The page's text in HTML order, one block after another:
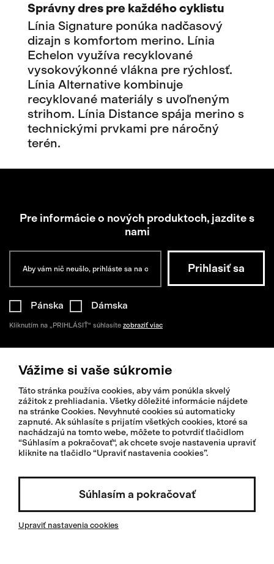
Správny dres pre každého cyklistu
Línia Signature ponúka nadčasový
dizajn s komfortom merino. Línia
Echelon využíva recyklované
vysokovýkonné vlákna pre rýchlosť.
Línia Alternative kombinuje
recyklované materiály s uvoľneným
strihom. Línia Distance spája merino s
technickými prvkami pre náročný
terén.
Pre informácie o nových produktoch, jazdite s
nami
Pánska Dámska
Kliknutím na „PRIHLÁSIŤ“ súhlasíte zobraziť viac
Pomoc
Informácie
O Isadore
Vážime si vaše súkromie
Táto stránka používa cookies, aby vám ponúkla skvelý
zážitok z prehliadania. Všetky dôležité informácie nájdete
na stránke Cookies. Nevyhnuté cookies sú automaticky
zapnuté. Ak súhlasíte s prijatím všetkých cookies, ktoré sa
nachádzajú na tomto webe, môžete to potvrdiť tlačidlom
“Súhlasím a pokračovať“, ak chcete svoje nastavenia upraviť
kliknite na tlačidlo “Upraviť nastavenia cookies”.
Súhlasím a pokračovať
Upraviť nastavenia cookies